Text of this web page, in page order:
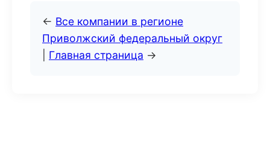
← Все компании в регионе
Приволжский федеральный округ
Главная страница →